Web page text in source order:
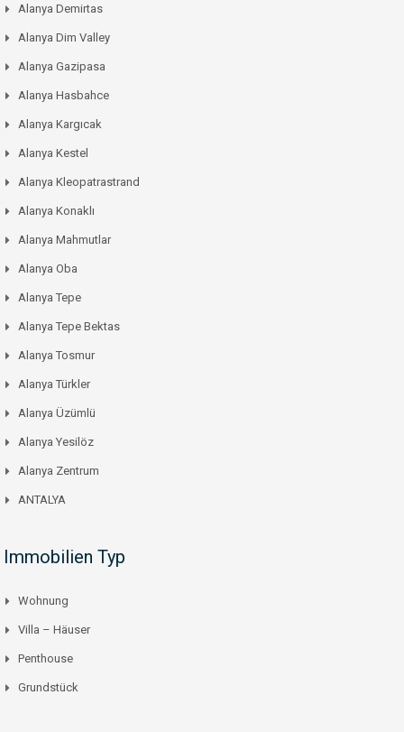
Alanya Demirtas
Alanya Dim Valley
Alanya Gazipasa
Alanya Hasbahce
Alanya Kargıcak
Alanya Kestel
Alanya Kleopatrastrand
Alanya Konaklı
Alanya Mahmutlar
Alanya Oba
Alanya Tepe
Alanya Tepe Bektas
Alanya Tosmur
Alanya Türkler
Alanya Üzümlü
Alanya Yesilöz
Alanya Zentrum
ANTALYA
Immobilien Typ
Wohnung
Villa – Häuser
Penthouse
Grundstück